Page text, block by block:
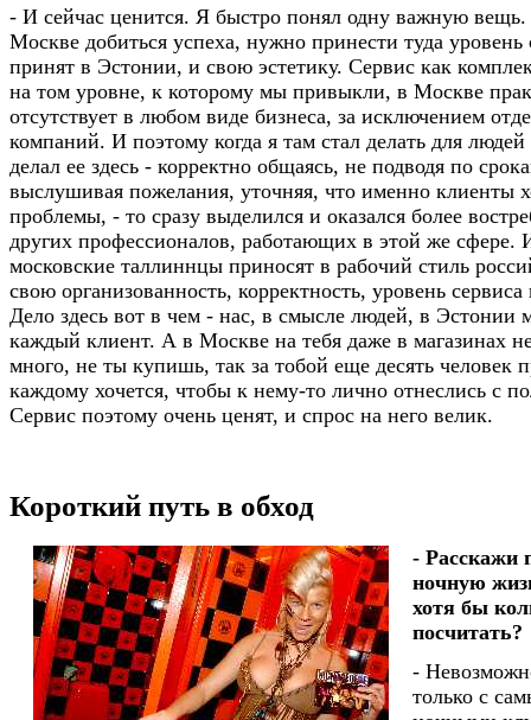
- И сейчас ценится. Я быстро понял одну важную вещь.
Москве добиться успеха, нужно принести туда уровень
принят в Эстонии, и свою эстетику. Сервис как
на том уровне, к которому мы привыкли, в Москве
отсутствует в любом виде бизнеса, за исключением
компаний. И поэтому когда я там стал делать для людей
делал ее здесь - корректно общаясь, не подводя по
выслушивая пожелания, уточняя, что именно клиенты
проблемы, - то сразу выделился и оказался более
других профессионалов, работающих в этой же сфере.
московские таллиннцы приносят в рабочий стиль
свою организованность, корректность, уровень сервиса
Дело здесь вот в чем - нас, в смысле людей, в Эстонии
каждый клиент. А в Москве на тебя даже в магазинах
много, не ты купишь, так за тобой еще десять человек
каждому хочется, чтобы к нему-то лично отнеслись с
Сервис поэтому очень ценят, и спрос на него велик.
Короткий путь в обход
- Расскажи
ночную
хотя бы
посчитать?
-
только с